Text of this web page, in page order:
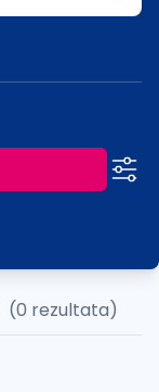
(0 rezultata)